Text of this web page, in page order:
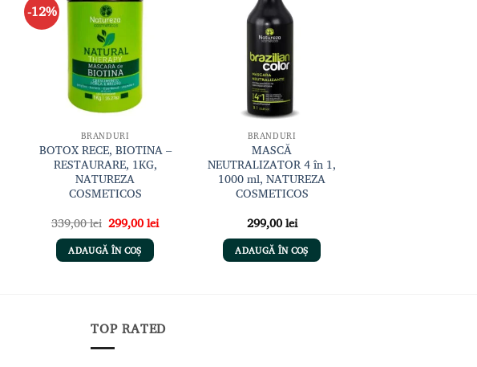
-12% Adaugă
BRANDURI
BOTOX RECE, BIOTINA –
RESTAURARE, 1KG,
NATUREZA
COSMETICOS
339,00lei Prețul
inițial
a
fost:
339,00 lei.
299,00leiPrețul
curent
ADAUGĂ ÎN COȘ
BRANDURI
MASCĂ
NEUTRALIZATOR 4 în 1,
1000 ml, NATUREZA
COSMETICOS
299,00lei
ADAUGĂ ÎN COȘ
TOP RATED